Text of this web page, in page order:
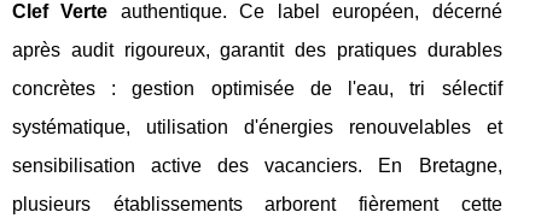
Clef Verte authentique. Ce label européen, décerné
après audit rigoureux, garantit des pratiques durables
concrètes : gestion optimisée de l'eau, tri sélectif
systématique, utilisation d'énergies renouvelables et
sensibilisation active des vacanciers. En Bretagne,
plusieurs établissements arborent fièrement cette